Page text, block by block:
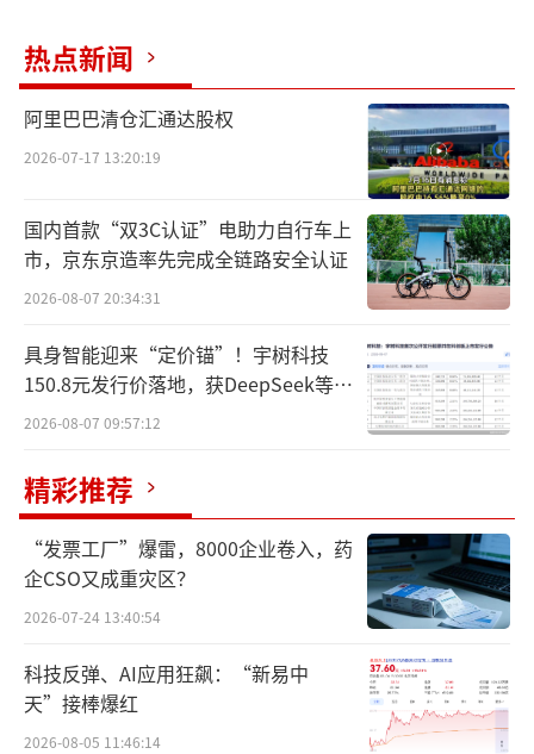
总统室方面表示，与会方将研讨多种制度
改善方案，在确保医药品安全性的同时“加强
供应链的稳定性”。
表面上，几个国家是为了提高行业经营效
率，实际用意却昭然若揭：将中国的创新药及
供应链排挤出去，自己建个群自己玩。
一场早有预谋的合纵连横？
成立“生物医药联盟”消息一出，有悲观
者直言这是对中国创新药及供应链的一次全
面“围剿”。
韩国、美国、日本、印度、欧盟，几大经
济体在全球生物医药行业的“角色”已无需更
多赘述。正如此前在《生物安全法案》听证会
期间，美国议员直指的“美国药企过度依赖中
国供应链是威胁，中国生物科技快速追赶美国
也是威胁”，更大规模地去除中国生物医药产
热点新闻
阿里巴巴清仓汇通达股权
2026-07-17 13:20:19
国内首款“双3C认证”电助力自行车上
市，京东京造率先完成全链路安全认证
2026-08-07 20:34:31
具身智能迎来“定价锚”！宇树科技
150.8元发行价落地，获DeepSeek等豪
华战配加持
2026-08-07 09:57:12
精彩推荐
“发票工厂”爆雷，8000企业卷入，药
企CSO又成重灾区？
2026-07-24 13:40:54
科技反弹、AI应用狂飙：“新易中
天”接棒爆红
2026-08-05 11:46:14